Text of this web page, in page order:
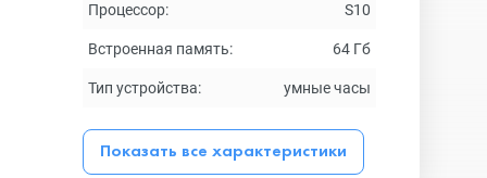
Процессор: S10
Встроенная память: 64 Гб
Тип устройства: умные часы
Показать все характеристики